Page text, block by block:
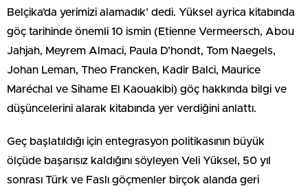
Belçika’da yerimizi alamadık’ dedi. Yüksel ayrica kitabında
göç tarihinde önemli 10 ismin (Etienne Vermeersch, Abou
Jahjah, Meyrem Almaci, Paula D’hondt, Tom Naegels,
Johan Leman, Theo Francken, Kadir Balci, Maurice
Maréchal ve Sihame El Kaouakibi) göç hakkında bilgi ve
düşüncelerini alarak kitabında yer verdiğini anlattı.
Geç başlatıldığı için entegrasyon politikasının büyük
ölçüde başarısız kaldığını söyleyen Veli Yüksel, 50 yıl
sonrası Türk ve Faslı göçmenler birçok alanda geri